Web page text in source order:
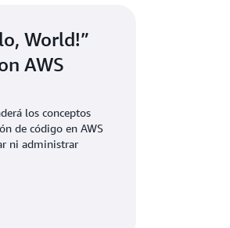
World!”
AWS
los conceptos
de código en AWS
ni administrar